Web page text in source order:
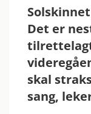
Det er
skal
sang,